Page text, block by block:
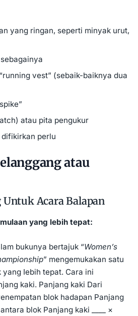
yang ringan, seperti minyak urut,
vest” (sebaik-baiknya dua
atau pita pengukur
perlu
atau
Acara Balapan
yang lebih tepat:
bukunya bertajuk “Women’s
” mengemukakan satu
Iebih tepat. Cara ini
kaki. Panjang kaki Dari
blok hadapan Panjang
blok Panjang kaki ____ ×